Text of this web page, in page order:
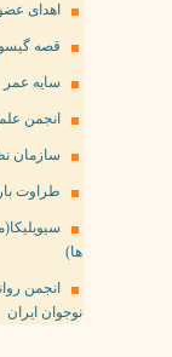
اهدای
قصه
سایه عمر
انجمن
سازمان
طراوت
ها)
انجمن
نوجوان ایران